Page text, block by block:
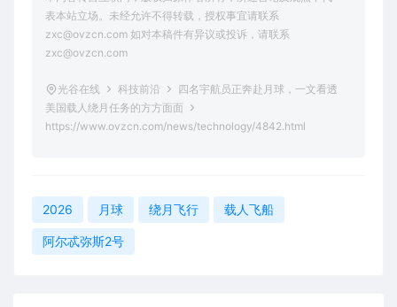
表本站立场。未经允许不得转载，授权事宜请联系
zxc@ovzcn.com 如对本稿件有异议或投诉，请联系
zxc@ovzcn.com
光谷在线 科技前沿
四名宇航员正奔赴月球，一文看透
美国载人绕月任务的方方面面
https://www.ovzcn.com/news/technology/4842.html
2026 月球 绕月飞行 载人飞船
阿尔忒弥斯2号